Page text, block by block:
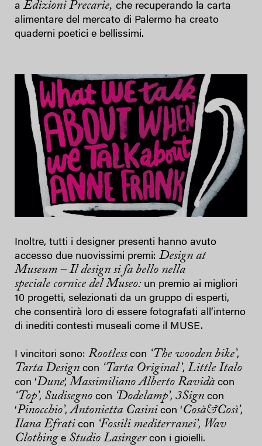
a Edizioni Precarie, che recuperando la carta
alimentare del mercato di Palermo ha creato
quaderni poetici e bellissimi.
Inoltre, tutti i designer presenti hanno avuto
accesso due nuovissimi premi: Design at
Museum – Il design si fa bello nella
speciale cornice del Museo: un premio ai migliori
10 progetti, selezionati da un gruppo di esperti,
che consentirà loro di essere fotografati all’interno
di inediti contesti museali come il MUSE.
I vincitori sono: Rootlesscon ‘The wooden bike’,
Tarta Design con ‘Tarta Original’, Little Italo
con ‘Dune’, Massimiliano Alberto Ravidà con
‘Top’, Sudisegno con ‘Dodelamp’, 3Sign con
‘Pinocchio’,Antonietta Casini con ‘Cosà&Così’,
Ilana Efrati con ‘Fossili mediterranei’, Wav
Clothinge Studio Lasingercon i gioielli.